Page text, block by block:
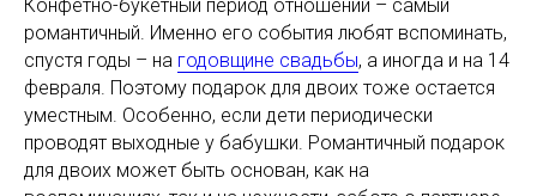
Конфетно-букетный период отношений – самый
романтичный. Именно его события любят вспоминать,
спустя годы – на годовщине свадьбы, а иногда и на 14
февраля. Поэтому подарок для двоих тоже остается
уместным. Особенно, если дети периодически
проводят выходные у бабушки. Романтичный подарок
для двоих может быть основан, как на